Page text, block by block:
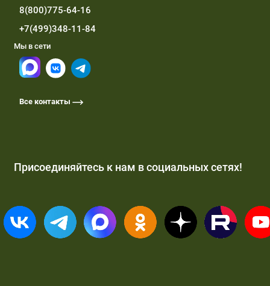
8(800)775-64-16
+7(499)348-11-84
Мы в сети
Все контакты
Присоединяйтесь к нам в социальных сетях!